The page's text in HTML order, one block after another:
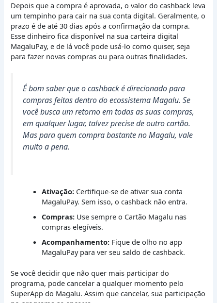
Depois que a compra é aprovada, o valor do cashback leva
um tempinho para cair na sua conta digital. Geralmente, o
prazo é de até 30 dias após a confirmação da compra.
Esse dinheiro fica disponível na sua carteira digital
MagaluPay, e de lá você pode usá-lo como quiser, seja
para fazer novas compras ou para outras finalidades.
É bom saber que o cashback é direcionado para
compras feitas dentro do ecossistema Magalu. Se
você busca um retorno em todas as suas compras,
em qualquer lugar, talvez precise de outro cartão.
Mas para quem compra bastante no Magalu, vale
muito a pena.
Ativação: Certifique-se de ativar sua conta
MagaluPay. Sem isso, o cashback não entra.
Compras: Use sempre o Cartão Magalu nas
compras elegíveis.
Acompanhamento: Fique de olho no app
MagaluPay para ver seu saldo de cashback.
Se você decidir que não quer mais participar do
programa, pode cancelar a qualquer momento pelo
SuperApp do Magalu. Assim que cancelar, sua participação